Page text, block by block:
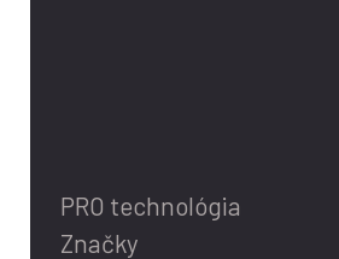
PRO technológia
Značky